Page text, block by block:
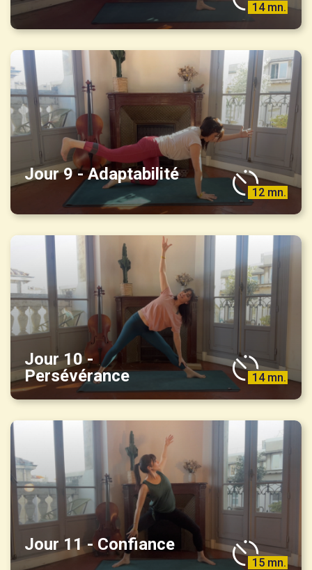
14 mn.
Jour 9 - Adaptabilité
12 mn.
Jour 10 -
Persévérance
14 mn.
Jour 11 - Confiance
15 mn.